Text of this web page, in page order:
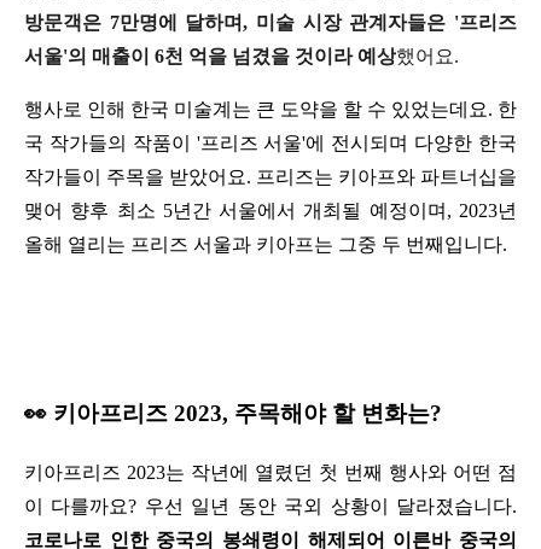
방문객은 7만명에 달하며, 미술 시장 관계자들은 '프리즈
서울'의 매출이 6천 억을 넘겼을 것이라 예상했어요.
행사로 인해 한국 미술계는 큰 도약을 할 수 있었는데요. 한
국 작가들의 작품이 '프리즈 서울'에 전시되며 다양한 한국
작가들이 주목을 받았어요. 프리즈는 키아프와 파트너십을
맺어 향후 최소 5년간 서울에서 개최될 예정이며, 2023년
올해 열리는 프리즈 서울과 키아프는 그중 두 번째입니다.
👀 키아프리즈 2023, 주목해야 할 변화는?
키아프리즈 2023는 작년에 열렸던 첫 번째 행사와 어떤 점
코로나로 인한 중국의 봉쇄령이 해제되어 이른바 중국의